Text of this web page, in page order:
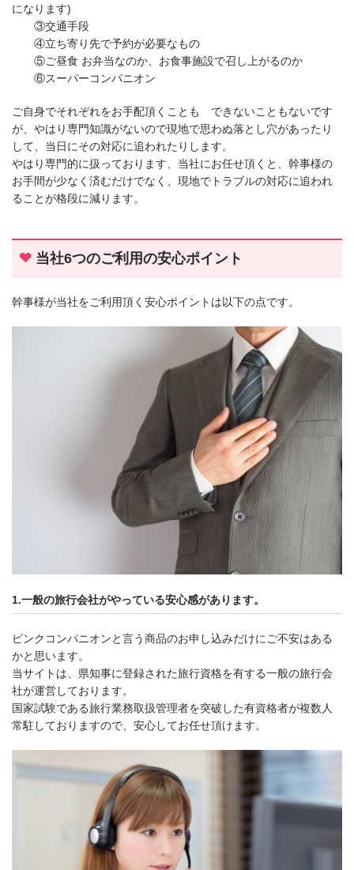
になります)
③交通手段
④立ち寄り先で予約が必要なもの
⑤ご昼食 お弁当なのか、お食事施設で召し上がるのか
⑥スーパーコンパニオン
ご自身でそれぞれをお手配頂くことも できないこともないです
が、やはり専門知識がないので現地で思わぬ落とし穴があったり
して、当日にその対応に追われたりします。
やはり専門的に扱っております、当社にお任せ頂くと、幹事様の
お手間が少なく済むだけでなく、現地でトラブルの対応に追われ
ることが格段に減ります。
当社6つのご利用の安心ポイント
幹事様が当社をご利用頂く安心ポイントは以下の点です。
1.一般の旅行会社がやっている安心感があります。
ピンクコンパニオンと言う商品のお申し込みだけにご不安はある
かと思います。
当サイトは、県知事に登録された旅行資格を有する一般の旅行会
社が運営しております。
国家試験である旅行業務取扱管理者を突破した有資格者が複数人
常駐しておりますので、安心してお任せ頂けます。